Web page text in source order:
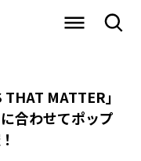
MATTER」
合わせてポップ